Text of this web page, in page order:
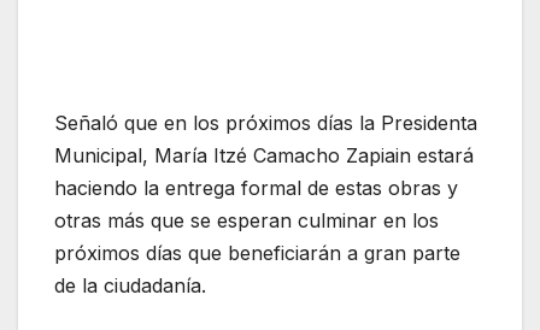
Señaló que en los próximos días la Presidenta
Municipal, María Itzé Camacho Zapiain estará
haciendo la entrega formal de estas obras y
otras más que se esperan culminar en los
próximos días que beneficiarán a gran parte
de la ciudadanía.